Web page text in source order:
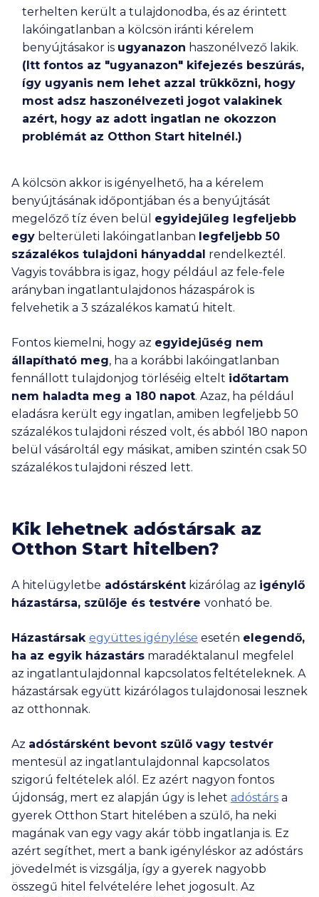
Tovább a hitelekhez
Jogosultság ellenőrző bezárása
terhelten került a tulajdonodba, és az érintett
lakóingatlanban a kölcsön iránti kérelem
benyújtásakor is ugyanazon haszonélvező lakik.
(Itt fontos az "ugyanazon" kifejezés beszúrás,
így ugyanis nem lehet azzal trükközni, hogy
most adsz haszonélvezeti jogot valakinek
azért, hogy az adott ingatlan ne okozzon
problémát az Otthon Start hitelnél.)
A kölcsön akkor is igényelhető, ha a kérelem
benyújtásának időpontjában és a benyújtását
megelőző tíz éven belül egyidejűleg legfeljebb
egy belterületi lakóingatlanban legfeljebb 50
százalékos tulajdoni hányaddal rendelkeztél.
Vagyis továbbra is igaz, hogy például az fele-fele
arányban ingatlantulajdonos házaspárok is
felvehetik a 3 százalékos kamatú hitelt.
Fontos kiemelni, hogy az egyidejűség nem
állapítható meg, ha a korábbi lakóingatlanban
fennállott tulajdonjog törléséig eltelt időtartam
nem haladta meg a 180 napot. Azaz, ha például
eladásra került egy ingatlan, amiben legfeljebb 50
százalékos tulajdoni részed volt, és abból 180 napon
belül vásároltál egy másikat, amiben szintén csak 50
százalékos tulajdoni részed lett.
Kik lehetnek adóstársak az
Otthon Start hitelben?
A hitelügyletbe adóstársként kizárólag az igénylő
házastársa, szülője és testvére vonható be.
Házastársak együttes igénylése esetén elegendő,
ha az egyik házastárs maradéktalanul megfelel
az ingatlantulajdonnal kapcsolatos feltételeknek. A
házastársak együtt kizárólagos tulajdonosai lesznek
az otthonnak.
Az adóstársként bevont szülő vagy testvér
mentesül az ingatlantulajdonnal kapcsolatos
szigorú feltételek alól. Ez azért nagyon fontos
újdonság, mert ez alapján úgy is lehet adóstárs a
gyerek Otthon Start hitelében a szülő, ha neki
magának van egy vagy akár több ingatlanja is. Ez
azért segíthet, mert a bank igényléskor az adóstárs
jövedelmét is vizsgálja, így a gyerek nagyobb
összegű hitel felvételére lehet jogosult. Az